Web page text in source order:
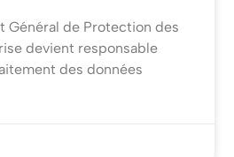
Général de Protection des
devient responsable
des données